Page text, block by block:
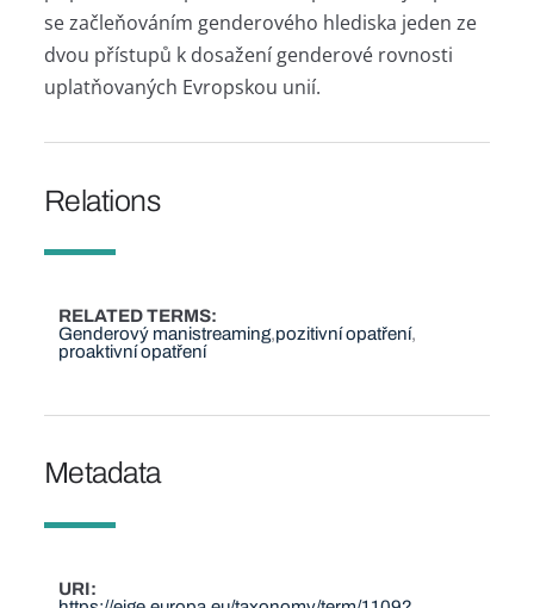
se začleňováním genderového hlediska jeden ze
dvou přístupů k dosažení genderové rovnosti
uplatňovaných Evropskou unií.
Relations
RELATED TERMS
Genderový manistreaming pozitivní opatření
proaktivní opatření
Metadata
URI